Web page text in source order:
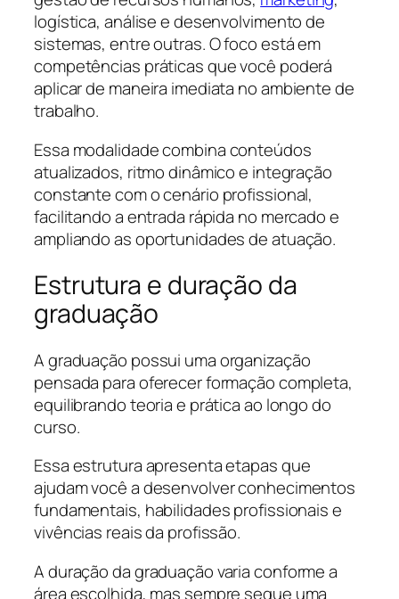
logística, análise e desenvolvimento de
sistemas, entre outras. O foco está em
competências práticas que você poderá
aplicar de maneira imediata no ambiente de
trabalho.
Essa modalidade combina conteúdos
atualizados, ritmo dinâmico e integração
constante com o cenário profissional,
facilitando a entrada rápida no mercado e
ampliando as oportunidades de atuação.
Estrutura e duração da
graduação
A graduação possui uma organização
pensada para oferecer formação completa,
equilibrando teoria e prática ao longo do
curso.
Essa estrutura apresenta etapas que
ajudam você a desenvolver conhecimentos
fundamentais, habilidades profissionais e
vivências reais da profissão.
A duração da graduação varia conforme a
área escolhida, mas sempre segue uma